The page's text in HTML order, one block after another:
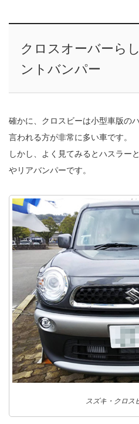
クロスオーバーら
ントバンパー
確かに、クロスビーは小型車版の
言われる方が非常に多い車です。
しかし、よく見てみるとハスラー
やリアバンパーです。
スズキ・クロ